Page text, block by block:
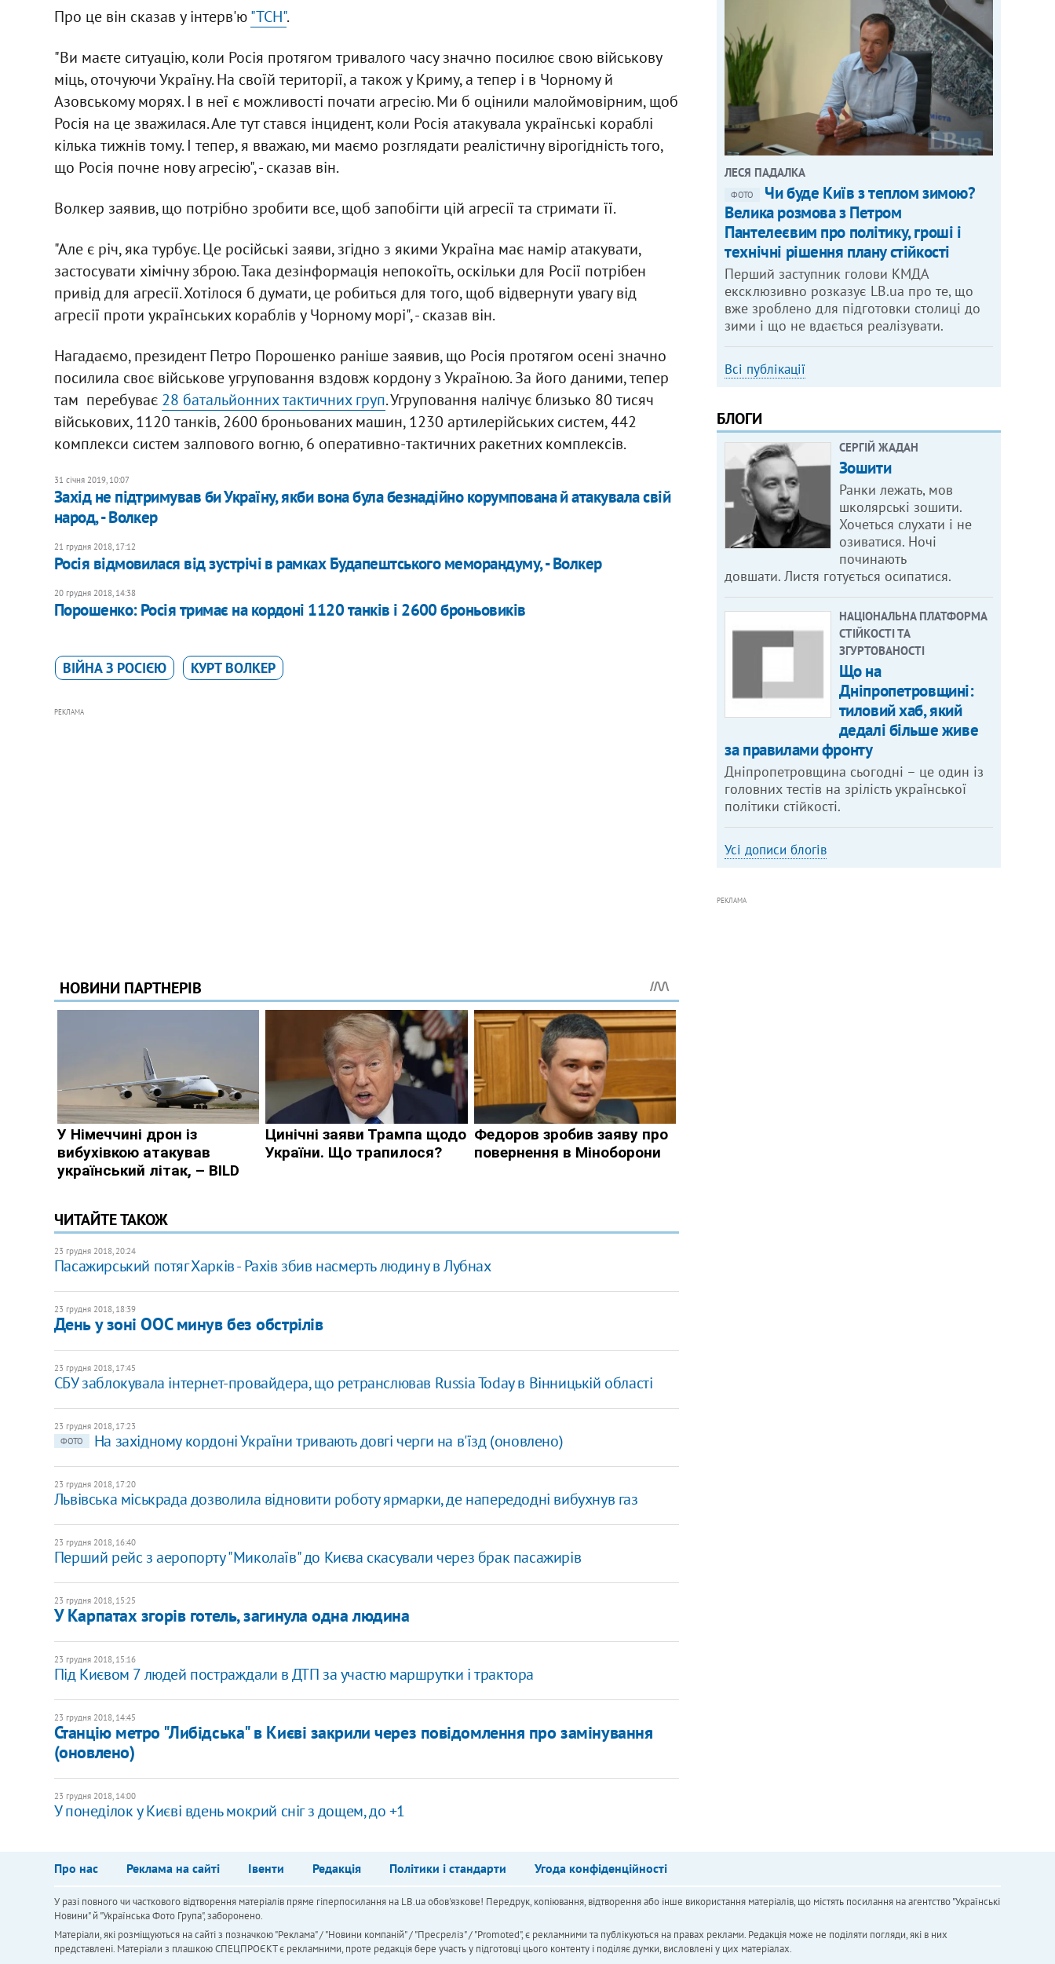
Про це він сказав у інтерв'ю"ТСН".
"Ви маєте ситуацію, коли Росія протягом тривалого часу значно посилює свою військову
міць, оточуючи Україну. На своїй території, а також у Криму, а тепер і в Чорному й
Азовському морях. І в неї є можливості почати агресію. Ми б оцінили малоймовірним, щоб
Росія на це зважилася. Але тут стався інцидент, коли Росія атакувала українські кораблі
кілька тижнів тому. І тепер, я вважаю, ми маємо розглядати реалістичну вірогідність того,
що Росія почне нову агресію", - сказав він.
Волкер заявив, що потрібно зробити все, щоб запобігти цій агресії та стримати її.
"Але є річ, яка турбує. Це російські заяви, згідно з якими Україна має намір атакувати,
застосувати хімічну зброю. Така дезінформація непокоїть, оскільки для Росії потрібен
привід для агресії. Хотілося б думати, це робиться для того, щоб відвернути увагу від
агресії проти українських кораблів у Чорному морі", - сказав він.
Нагадаємо, президент Петро Порошенко раніше заявив, що Росія протягом осені значно
посилила своє військове угруповання вздовж кордону з Україною. За його даними, тепер
там перебуває 28 батальйонних тактичних груп. Угруповання налічує близько 80 тисяч
військових, 1120 танків, 2600 броньованих машин, 1230 артилерійських систем, 442
комплекси систем залпового вогню, 6 оперативно-тактичних ракетних комплексів.
31 січня 2019, 10:07
Захід не підтримував би Україну, якби вона була безнадійно корумпована й атакувала свій
народ, - Волкер
21 грудня 2018, 17:12
Росія відмовилася від зустрічі в рамках Будапештського меморандуму, - Волкер
20 грудня 2018, 14:38
Порошенко: Росія тримає на кордоні 1120 танків і 2600 броньовиків
ВІЙНА З РОСІЄЮ КУРТ ВОЛКЕР
РЕКЛАМА
ЧИТАЙТЕ ТАКОЖ
23 грудня 2018, 20:24
Пасажирський потяг Харків - Рахів збив насмерть людину в Лубнах
23 грудня 2018, 18:39
День у зоні ООС минув без обстрілів
23 грудня 2018, 17:45
СБУ заблокувала інтернет-провайдера, що ретранслював Russia Today в Вінницькій області
23 грудня 2018, 17:23
ФОТО
На західному кордоні України тривають довгі черги на в'їзд (оновлено)
23 грудня 2018, 17:20
Львівська міськрада дозволила відновити роботу ярмарки, де напередодні вибухнув газ
23 грудня 2018, 16:40
Перший рейс з аеропорту "Миколаїв" до Києва скасували через брак пасажирів
23 грудня 2018, 15:25
У Карпатах згорів готель, загинула одна людина
23 грудня 2018, 15:16
Під Києвом 7 людей постраждали в ДТП за участю маршрутки і трактора
23 грудня 2018, 14:45
Станцію метро "Либідська" в Києві закрили через повідомлення про замінування
(оновлено)
23 грудня 2018, 14:00
У понеділок у Києві вдень мокрий сніг з дощем, до +1
ЛЕСЯ ПАДАЛКА
ФОТО
Чи буде Київ з теплом зимою?
Велика розмова з Петром
Пантелеєвим про політику, гроші і
технічні рішення плану стійкості
Перший заступник голови КМДА
ексклюзивно розказує LB.ua про те, що
вже зроблено для підготовки столиці до
зими і що не вдається реалізувати.
Всі публікації
БЛОГИ
СЕРГІЙ ЖАДАН
Зошити
Ранки лежать, мов
школярські зошити.
Хочеться слухати і не
озиватися. Ночі
починають
довшати. Листя готується осипатися.
НАЦІОНАЛЬНА ПЛАТФОРМА
СТІЙКОСТІ ТА
ЗГУРТОВАНОСТІ
Що на
Дніпропетровщині:
тиловий хаб, який
дедалі більше живе
за правилами фронту
Дніпропетровщина сьогодні – це один із
головних тестів на зрілість української
політики стійкості.
Усі дописи блогів
РЕКЛАМА
Про нас Реклама на сайті Івенти Редакція Політики і стандарти Угода конфіденційності
У разі повного чи часткового відтворення матеріалів пряме гіперпосилання на LB.ua обов'язкове! Передрук, копіювання, відтворення або інше використання матеріалів, що містять посилання на агентство "Українськi
Новини" й "Українська Фото Група", заборонено.
Матеріали, які розміщуються на сайті з позначкою "Реклама" / "Новини компаній" / "Пресреліз" / "Promoted", є рекламними та публікуються на правах реклами. Редакція може не поділяти погляди, які в них
представлені. Матеріали з плашкою СПЕЦПРОЄКТ є рекламними, проте редакція бере участь у підготовці цього контенту і поділяє думки, висловлені у цих матеріалах.